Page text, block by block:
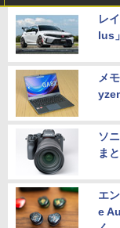
レ
lus
メ
ソ
ま
エ
e